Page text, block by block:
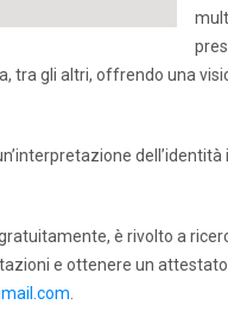
tra gli altri, offrendo una
è rivolto a
e ottenere un